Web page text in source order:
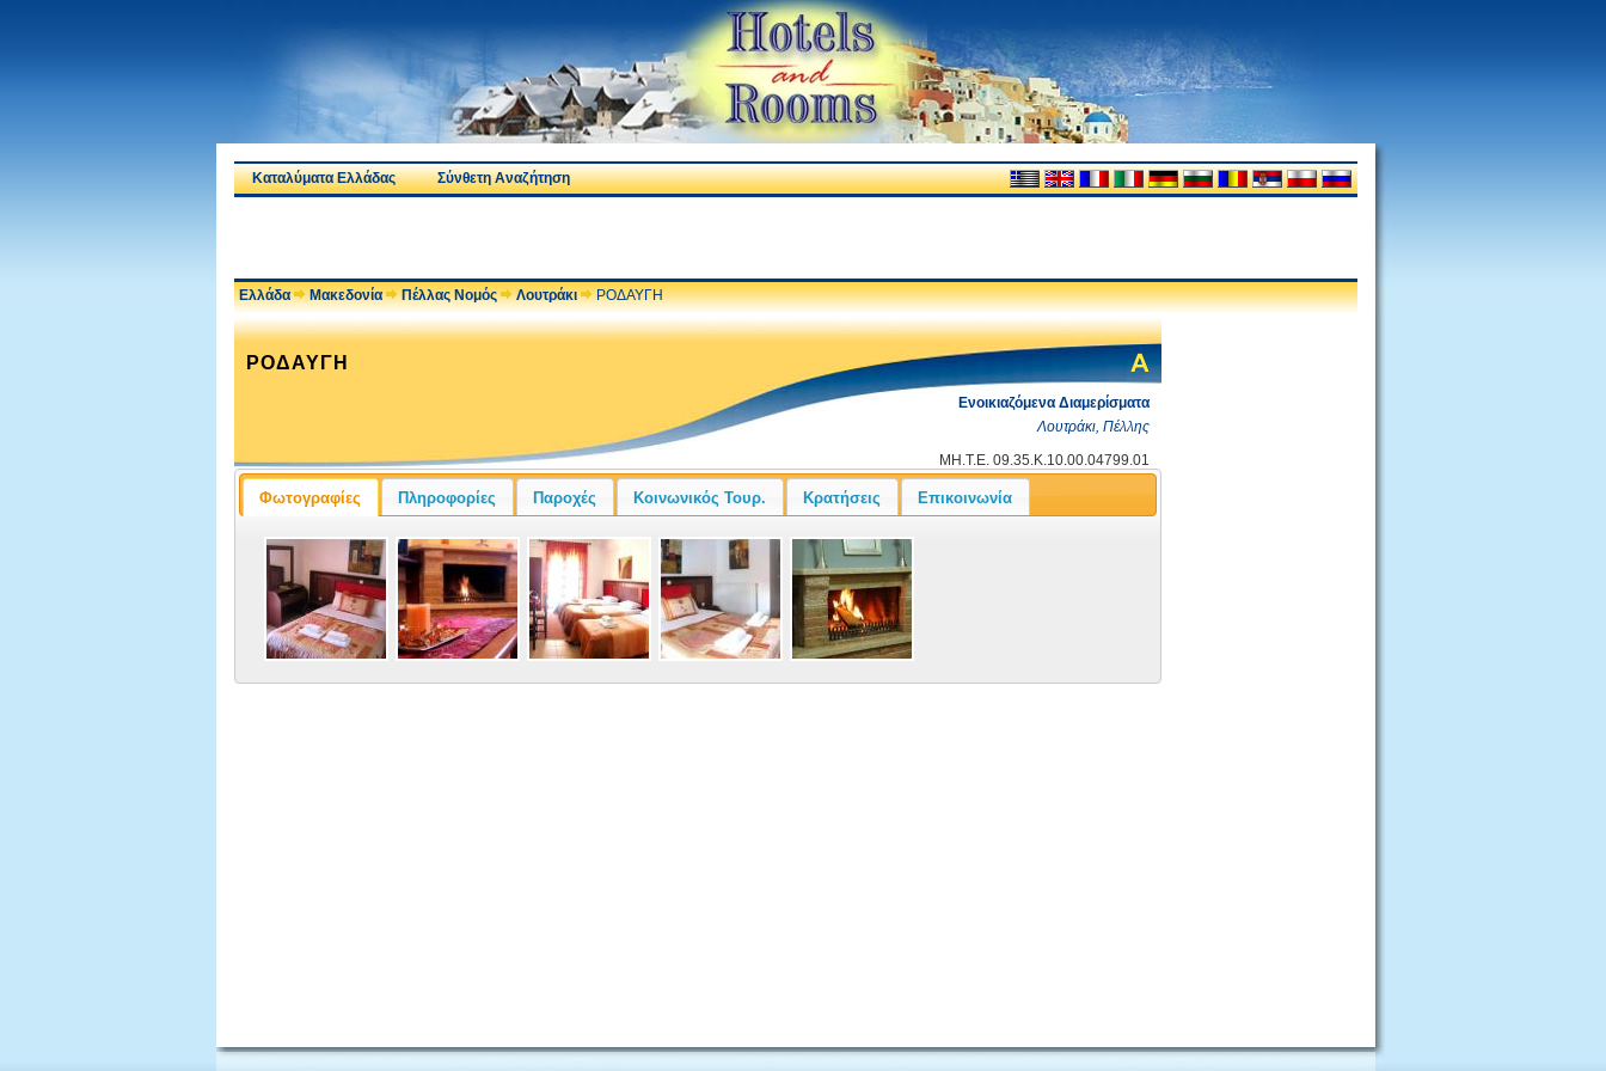
Καταλύματα Ελλάδας Σύνθετη Αναζήτηση
Ελλάδα Μακεδονία Πέλλας Νομός Λουτράκι ΡΟΔΑΥΓΗ
ΡΟΔΑΥΓΗ
Ενοικιαζόμενα Διαμερίσματα
Λουτράκι, Πέλλης
ΜΗ.Τ.Ε. 09.35.Κ.10.00.04799.01
Φωτογραφίες Πληροφορίες Παροχές Κοινωνικός Τουρ. Κρατήσεις Επικοινωνία